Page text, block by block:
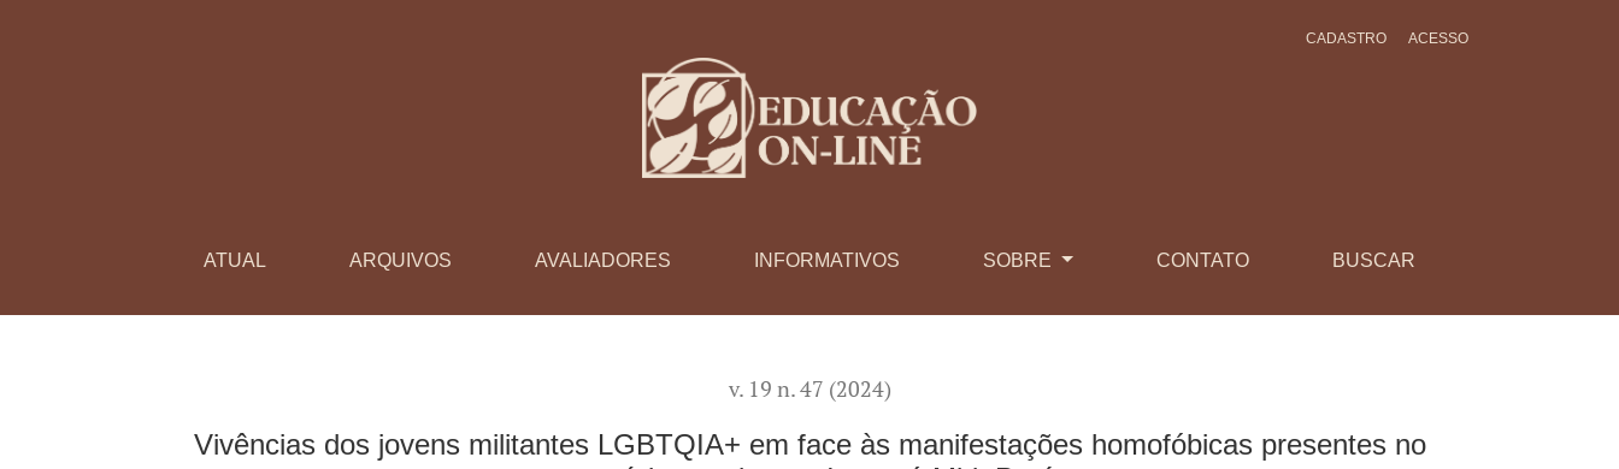
ATUAL ARQUIVOS AVALIADORES INFORMATIVOS SOBRE CONTATO BUSCAR
CADASTRO ACESSO
v. 19 n. 47 (2024)
Vivências dos jovens militantes LGBTQIA+ em face às manifestações homofóbicas presentes no